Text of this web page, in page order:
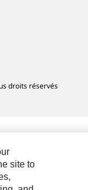
droits réservés
site to